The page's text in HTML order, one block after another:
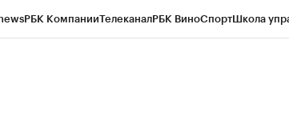
РБК КомпанииТелеканалРБК ВиноСпортШкола